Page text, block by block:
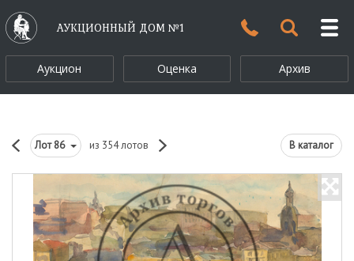
АУКЦИОННЫЙ ДОМ №1
Аукцион Оценка Архив
Лот86 из 354 лотов В каталог